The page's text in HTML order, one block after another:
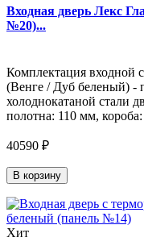
Входная дверь Лекс
№20)...
Комплектация входной
(Венге / Дуб беленый) -
холоднокатаной стали
полотна: 110 мм,
40590 ₽
В корзину
Хит